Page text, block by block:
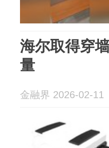
海尔取得穿
量
金融界 2026-02-11